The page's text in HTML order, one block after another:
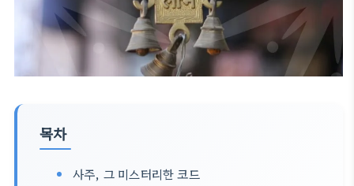
목차
사주, 그 미스터리한 코드